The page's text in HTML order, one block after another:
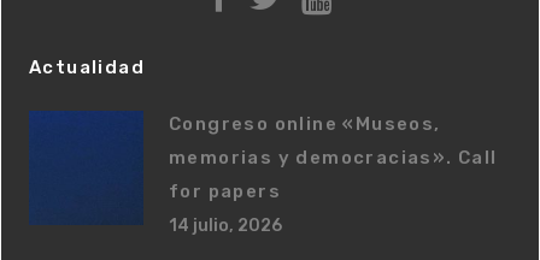
Actualidad
Congreso online «Museos,
memorias y democracias». Call
for papers
14 julio, 2026